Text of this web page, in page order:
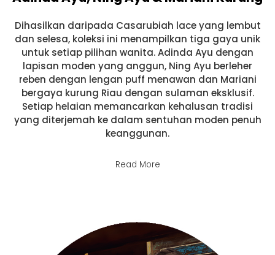
Dihasilkan daripada Casarubiah lace yang lembut
dan selesa, koleksi ini menampilkan tiga gaya unik
untuk setiap pilihan wanita. Adinda Ayu dengan
lapisan moden yang anggun, Ning Ayu berleher
reben dengan lengan puff menawan dan Mariani
bergaya kurung Riau dengan sulaman eksklusif.
Setiap helaian memancarkan kehalusan tradisi
yang diterjemah ke dalam sentuhan moden penuh
keanggunan.
Read More